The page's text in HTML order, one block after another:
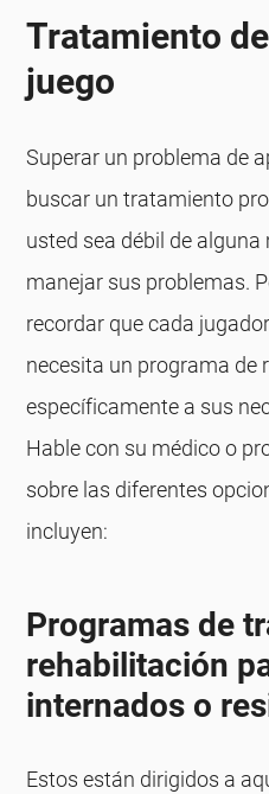
Tratamiento
juego
Superar un problema de
buscar un tratamiento
usted sea débil de
manejar sus problemas.
recordar que cada
necesita un programa de
específicamente a sus
Hable con su médico o
sobre las diferentes
incluyen:
Programas de
rehabilitación
internados o
Estos están dirigidos a